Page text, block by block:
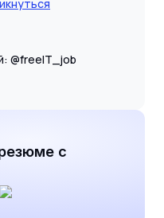
@freeIT_job
с